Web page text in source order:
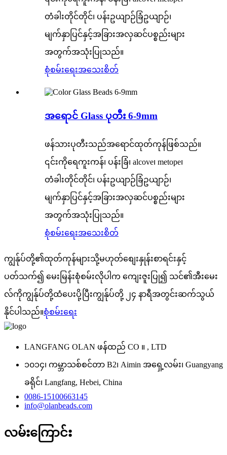
တံခါးတိုင်တိုင်၊ ပန်းဥယျာဉ်ခြံဥယျာဉ်၊
မျက်နှာပြင်နှင့်အခြားအလှဆင်ပစ္စည်းများ
အတွက်အသုံးပြုသည်။
စုံစမ်းရေးအသေးစိတ်
အရောင် Glass ပုတီး 6-9mm
ဖန်သားပုတီးသည်အရောင်ထုတ်ကုန်ဖြစ်သည်။
၎င်းကိုရေကူးကန်၊ ပန်းခြံ၊ alcove၊ metope၊
တံခါးတိုင်တိုင်၊ ပန်းဥယျာဉ်ခြံဥယျာဉ်၊
မျက်နှာပြင်နှင့်အခြားအလှဆင်ပစ္စည်းများ
အတွက်အသုံးပြုသည်။
စုံစမ်းရေးအသေးစိတ်
ကျွန်ုပ်တို့၏ထုတ်ကုန်များသို့မဟုတ်စျေးနှုန်းစာရင်းနှင့်
ပတ်သက်၍ မေးမြန်းစုံစမ်းလိုပါက ကျေးဇူးပြု၍ သင်၏အီးမေး
လ်ကိုကျွန်ုပ်တို့ထံပေးပို့ပြီးကျွန်ုပ်တို့ ၂၄ နာရီအတွင်းဆက်သွယ်
နိုင်ပါသည်။စုံစမ်းရေး
LANGFANG OLAN ဖန်ထည် CO ။ , LTD
၁၀၁၄၊ ကမ္ဘာသစ်စင်တာ B2၊ Aimin အရှေ့လမ်း၊ Guangyang
ခရိုင်၊ Langfang, Hebei, China
0086-15100663145
info@olanbeads.com
လမ်းကြောင်း